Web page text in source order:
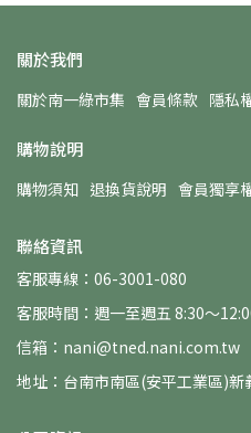
關於我們
關於南一綠市集 會員條款 隱私
購物說明
購物須知 退換貨說明 會員獨享
聯絡資訊
客服專線：06-3001-080
客服時間：週一至週五 8:30～
信箱：nani@tned.nani.com.tw
地址：台南市南區(安平工業區)新